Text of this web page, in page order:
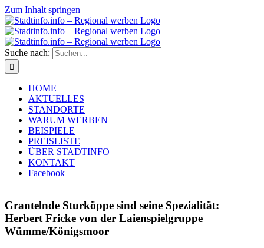
Zum Inhalt springen
Suche nach:
HOME
AKTUELLES
STANDORTE
WARUM WERBEN
BEISPIELE
PREISLISTE
ÜBER STADTINFO
KONTAKT
Facebook
Grantelnde Sturköppe sind seine Spezialität:
Herbert Fricke von der Laienspielgruppe
Wümme/Königsmoor